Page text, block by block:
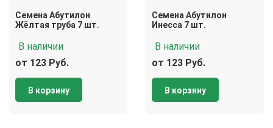
Семена Абутилон
Жёлтая труба 7 шт.
В наличии
от 123 Руб.
В корзину
Семена Абутилон
Инесса 7 шт.
В наличии
от 123 Руб.
В корзину